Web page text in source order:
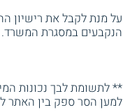
על מנת לקבל את רישיון
הנקבעים במסגרת המשרד.
** לתשומת לבך נכונות
למען הסר ספק בין האתר